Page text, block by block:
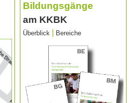
Bildungsgänge
am KKBK
Überblick Bereiche